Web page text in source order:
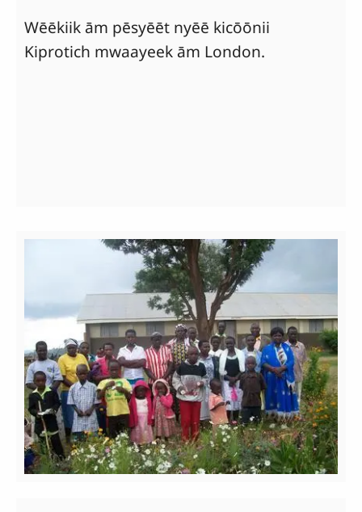
Wēēkiik ām pēsyēēt nyēē kicōōnii
Kiprotich mwaayeek ām London.